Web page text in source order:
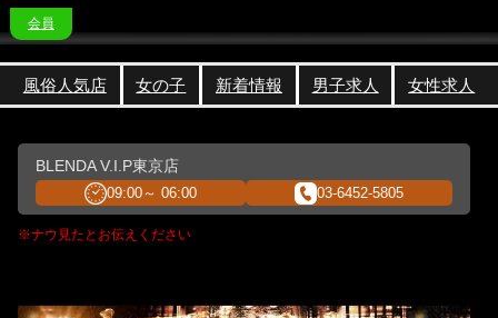
会員
風俗人気店 女の子 新着情報 男子求人 女性求人
BLENDA V.I.P東京店
09:00～ 06:00 03-6452-5805